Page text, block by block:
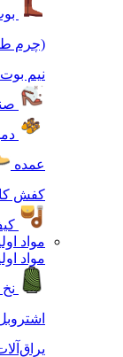
(چرم
نیم
عمده
کفش
مواد
مواد
نخ